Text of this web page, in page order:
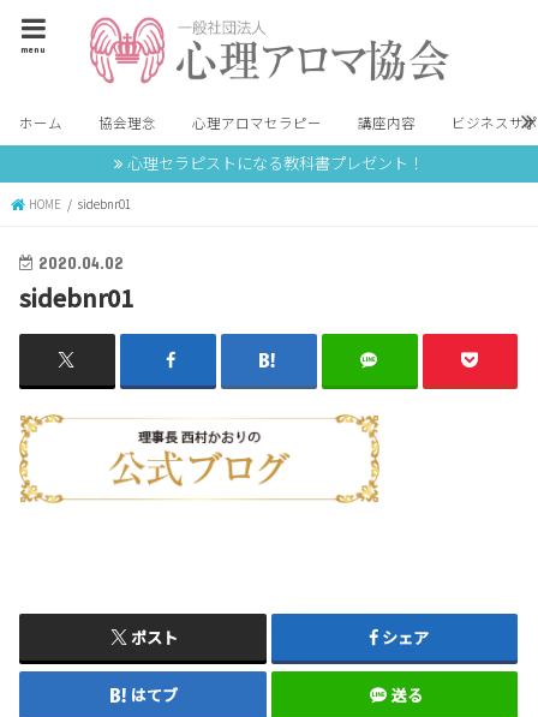
menu
ホーム 協会理念 心理アロマセラピー 講座内容 ビジネスサ
心理セラピストになる教科書プレゼント！
HOME sidebnr01
2020.04.02
sidebnr01
ポスト シェア
はてブ 送る